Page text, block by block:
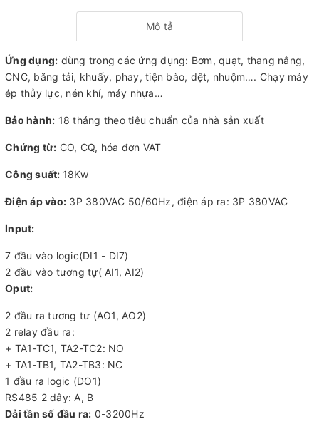
Mô tả
Ứng dụng: dùng trong các ứng dụng: Bơm, quạt, thang nâng,
CNC, băng tải, khuấy, phay, tiện bào, dệt, nhuộm…. Chạy máy
ép thủy lực, nén khí, máy nhựa…
Bảo hành: 18 tháng theo tiêu chuẩn của nhà sản xuất
Chứng từ: CO, CQ, hóa đơn VAT
Công suất: 18Kw
Điện áp vào: 3P 380VAC 50/60Hz, điện áp ra: 3P 380VAC
Input:
7 đầu vào logic(DI1 - DI7)
2 đầu vào tương tự( AI1, AI2)
Oput:
2 đầu ra tương tư (AO1, AO2)
2 relay đầu ra:
+ TA1-TC1, TA2-TC2: NO
+ TA1-TB1, TA2-TB3: NC
1 đầu ra logic (DO1)
RS485 2 dây: A, B
Dải tần số đầu ra: 0-3200Hz